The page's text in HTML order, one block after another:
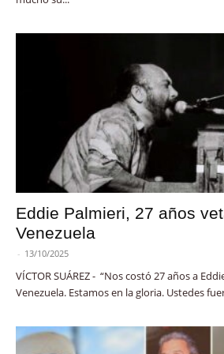
Eddie Palmieri, 27 años
Venezuela
- 13/10/2025
VÍCTOR SUÁREZ - “Nos costó 27 años a
Venezuela. Estamos en la gloria. Ustedes